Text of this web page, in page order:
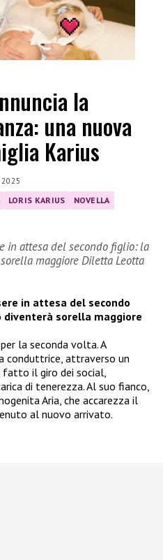
la
una nuova
Karius
2025
LORIS KARIUS
NOVELLA
in attesa del secondo figlio: la
maggiore Diletta Leotta
in attesa del secondo
sorella maggiore
la seconda volta. A
conduttrice, attraverso un
fatto il giro dei social,
di tenerezza. Al suo fianco,
Aria, che accarezza il
al nuovo arrivato.